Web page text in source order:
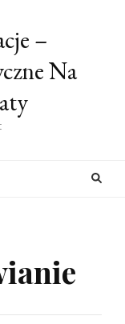
–
Na